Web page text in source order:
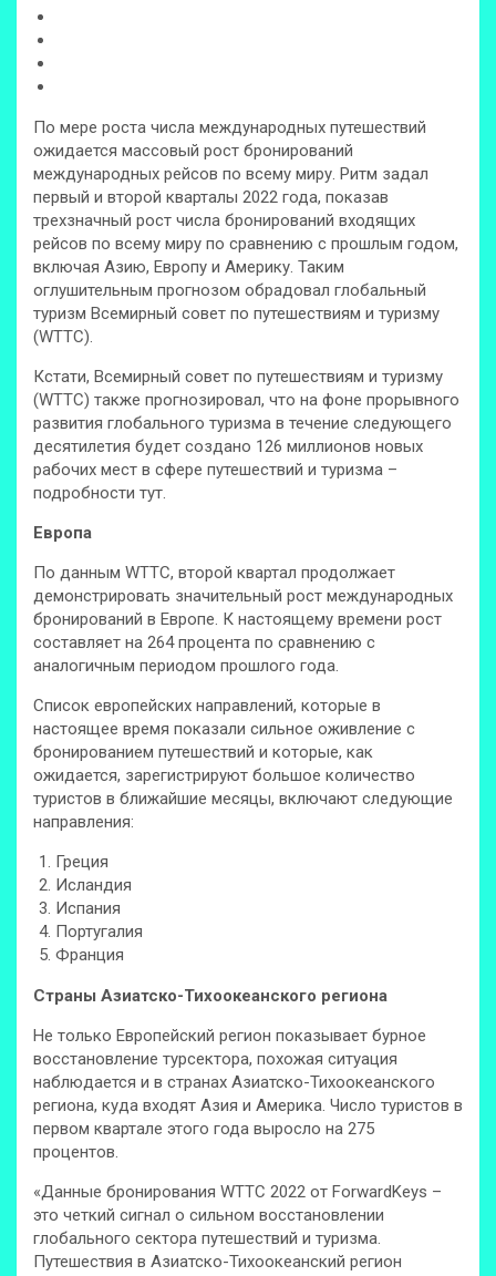
По мере роста числа международных путешествий
ожидается массовый рост бронирований
международных рейсов по всему миру. Ритм задал
первый и второй кварталы 2022 года, показав
трехзначный рост числа бронирований входящих
рейсов по всему миру по сравнению с прошлым годом,
включая Азию, Европу и Америку. Таким
оглушительным прогнозом обрадовал глобальный
туризм Всемирный совет по путешествиям и туризму
(WTTC).
Кстати, Всемирный совет по путешествиям и туризму
(WTTC) также прогнозировал, что на фоне прорывного
развития глобального туризма в течение следующего
десятилетия будет создано 126 миллионов новых
рабочих мест в сфере путешествий и туризма –
подробности тут.
Европа
По данным WTTC, второй квартал продолжает
демонстрировать значительный рост международных
бронирований в Европе. К настоящему времени рост
составляет на 264 процента по сравнению с
аналогичным периодом прошлого года.
Список европейских направлений, которые в
настоящее время показали сильное оживление с
бронированием путешествий и которые, как
ожидается, зарегистрируют большое количество
туристов в ближайшие месяцы, включают следующие
направления:
Греция
Исландия
Испания
Португалия
Франция
Страны Азиатско-Тихоокеанского региона
Не только Европейский регион показывает бурное
восстановление турсектора, похожая ситуация
наблюдается и в странах Азиатско-Тихоокеанского
региона, куда входят Азия и Америка. Число туристов в
первом квартале этого года выросло на 275
процентов.
«Данные бронирования WTTC 2022 от ForwardKeys –
это четкий сигнал о сильном восстановлении
глобального сектора путешествий и туризма.
Путешествия в Азиатско-Тихоокеанский регион